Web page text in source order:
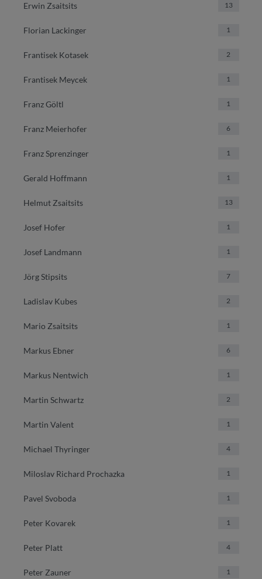
Erwin Zsaitsits 13
Florian Lackinger 1
Frantisek Kotasek 2
Frantisek Meycek 1
Franz Göltl 1
Franz Meierhofer 6
Franz Sprenzinger 1
Gerald Hoffmann 1
Helmut Zsaitsits 13
Josef Hofer 1
Josef Landmann 1
Jörg Stipsits 7
Ladislav Kubes 2
Mario Zsaitsits 1
Markus Ebner 6
Markus Nentwich 1
Martin Schwartz 2
Martin Valent 1
Michael Thyringer 4
Miloslav Richard Prochazka 1
Pavel Svoboda 1
Peter Kovarek 1
Peter Platt 4
Peter Zauner 1